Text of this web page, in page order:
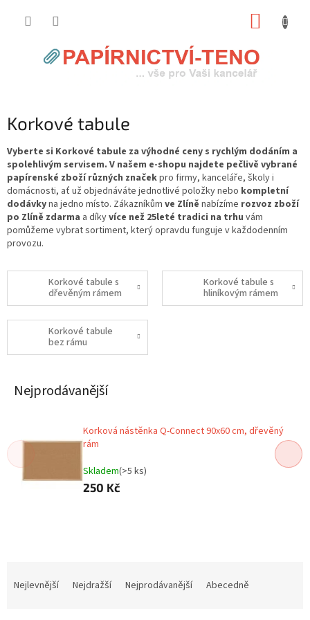
Korkové tabule
Vyberte si Korkové tabule za výhodné ceny s rychlým dodáním a
spolehlivým servisem. V našem e-shopu najdete pečlivě vybrané
papírenské zboží různých značekpro firmy, kanceláře, školy i
domácnosti, ať už objednáváte jednotlivé položky nebo kompletní
dodávkyna jedno místo. Zákazníkům ve Zlíně nabízíme rozvoz zboží
po Zlíně zdarma a díkyvíce než 25leté tradici na trhu vám
pomůžeme vybrat sortiment, který opravdu funguje v každodenním
provozu.
Korkové tabule s
dřevěným rámem
Korkové tabule s
hliníkovým rámem
Korkové tabule
bez rámu
Nejprodávanější
Korková nástěnka Q-Connect 90x60 cm, dřevěný
rám
Skladem(>5 ks)
250 Kč
Nejlevnější Nejdražší Nejprodávanější Abecedně